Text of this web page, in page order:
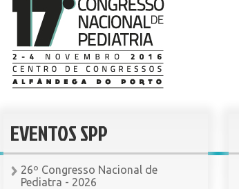
EVENTOS SPP
26º Congresso Nacional de
Pediatra - 2026